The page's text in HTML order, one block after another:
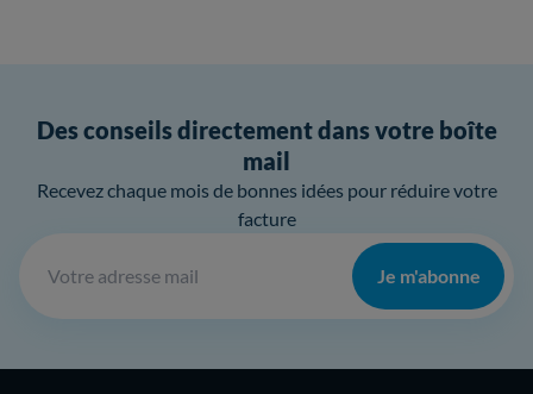
Des conseils directement dans votre boîte
mail
Recevez chaque mois de bonnes idées pour réduire votre
facture
Je m'abonne